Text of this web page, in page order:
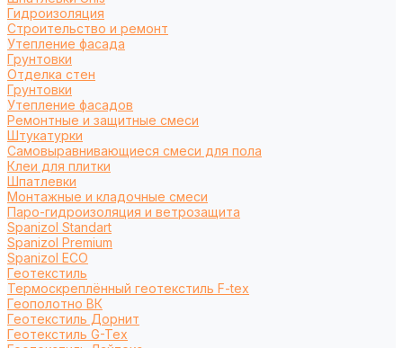
Гидроизоляция
Строительство и ремонт
Утепление фасада
Грунтовки
Отделка стен
Грунтовки
Утепление фасадов
Ремонтные и защитные смеси
Штукатурки
Самовыравнивающиеся смеси для пола
Клеи для плитки
Шпатлевки
Монтажные и кладочные смеси
Паро-гидроизоляция и ветрозащита
Spanizol Standart
Spanizol Premium
Spanizol ECO
Геотекстиль
Термоскреплённый геотекстиль F-tex
Геополотно ВК
Геотекстиль Дорнит
Геотекстиль G-Tex